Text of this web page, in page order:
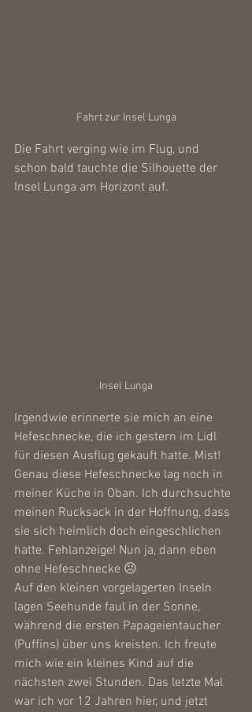
Fahrt zur Insel Lunga
Die Fahrt verging wie im Flug, und
schon bald tauchte die Silhouette der
Insel Lunga am Horizont auf.
Insel Lunga
Irgendwie erinnerte sie mich an eine
Hefeschnecke, die ich gestern im Lidl
für diesen Ausflug gekauft hatte. Mist!
Genau diese Hefeschnecke lag noch in
meiner Küche in Oban. Ich durchsuchte
meinen Rucksack in der Hoffnung, dass
sie sich heimlich doch eingeschlichen
hatte. Fehlanzeige! Nun ja, dann eben
ohne Hefeschnecke ☹
Auf den kleinen vorgelagerten Inseln
lagen Seehunde faul in der Sonne,
während die ersten Papageientaucher
(Puffins) über uns kreisten. Ich freute
mich wie ein kleines Kind auf die
nächsten zwei Stunden. Das letzte Mal
war ich vor 12 Jahren hier, und jetzt